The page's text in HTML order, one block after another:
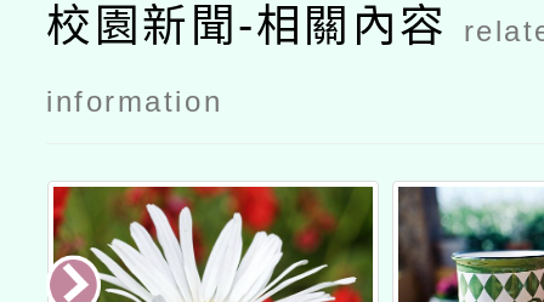
校園新聞-相關內容
information